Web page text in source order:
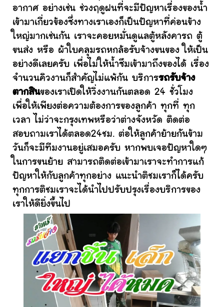
อากาศ อย่างเช่น ช่วงฤดูฝนที่จะมีปัญหาเรื่องของน้ำ
เข้ามาเกี่ยวข้องซึ่งทางเราเองก็เป็นปัญหาที่ค่อนข้าง
ใหญ่มากเช่นกัน เราจะคอยหมั่นดูแลตู้หลังคารถ ตู้
ขนส่ง หรือ ผ้าใบคลุมรถหกล้อรับจ้างขนของ ให้เป็น
อย่างดีเลยครับ เพื่อไม่ให้น้ำซึมเข้ามาถึงของได้ เรื่อง
จำนวนคิวงานก็สำคัญไม่แพ้กัน บริการรถรับจ้าง
ตากสินของเราเปิดให้วิ่งงานกันตลอด 24 ชั่วโมง
เพื่อให้เพียงต่อความต้องการของลูกค้า ทุกที่ ทุก
เวลา ไม่ว่าจะกรุงเทพหรือว่าต่างจังหวัด ติดต่อ
สอบถามเราได้ตลอด24ชม. ต่อให้ลูกค้าย้ายกันข้าม
วันก็จะมีทีมงานอยู่เสมอครับ หากพบเจอปัญหาใดๆ
ในการขนย้าย สามารถติดต่อเข้ามาเราจะทำการแก้
ปัญหาให้กับลูกค้าทุกอย่าง แนะนำติชมเราก็ได้ครับ
ทุกการติชมเราจะได้นำไปปรับปรุงเรื่องบริการของ
เราให้ดียิ่งขึ้นไป